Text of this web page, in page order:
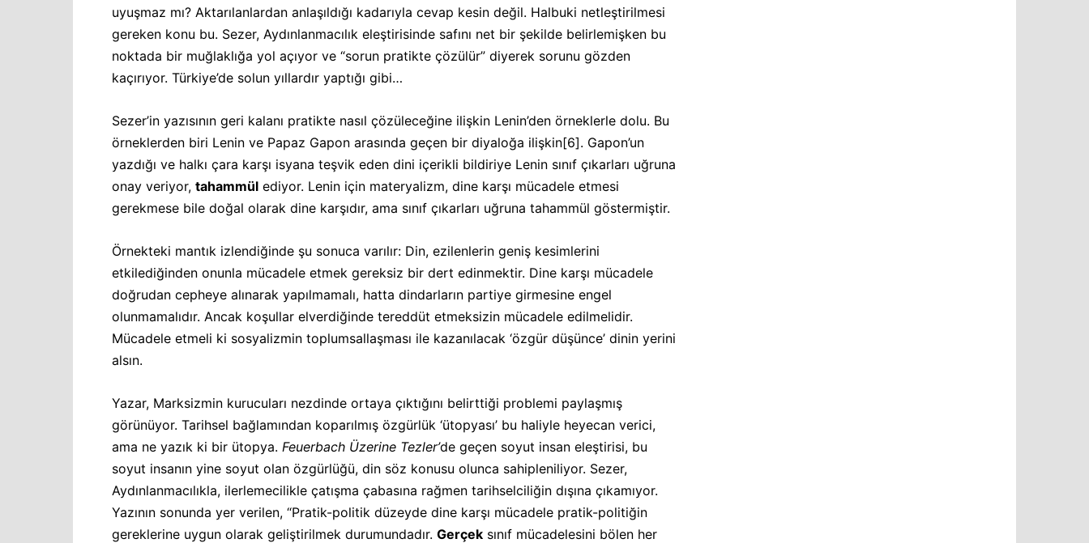
uyuşmaz mı? Aktarılanlardan anlaşıldığı kadarıyla cevap kesin değil. Halbuki netleştirilmesi
gereken konu bu. Sezer, Aydınlanmacılık eleştirisinde safını net bir şekilde belirlemişken bu
noktada bir muğlaklığa yol açıyor ve “sorun pratikte çözülür” diyerek sorunu gözden
kaçırıyor. Türkiye’de solun yıllardır yaptığı gibi…
Sezer’in yazısının geri kalanı pratikte nasıl çözüleceğine ilişkin Lenin’den örneklerle dolu. Bu
örneklerden biri Lenin ve Papaz Gapon arasında geçen bir diyaloğa ilişkin[6]. Gapon’un
yazdığı ve halkı çara karşı isyana teşvik eden dini içerikli bildiriye Lenin sınıf çıkarları uğruna
onay veriyor, tahammül ediyor. Lenin için materyalizm, dine karşı mücadele etmesi
gerekmese bile doğal olarak dine karşıdır, ama sınıf çıkarları uğruna tahammül göstermiştir.
Örnekteki mantık izlendiğinde şu sonuca varılır: Din, ezilenlerin geniş kesimlerini
etkilediğinden onunla mücadele etmek gereksiz bir dert edinmektir. Dine karşı mücadele
doğrudan cepheye alınarak yapılmamalı, hatta dindarların partiye girmesine engel
olunmamalıdır. Ancak koşullar elverdiğinde tereddüt etmeksizin mücadele edilmelidir.
Mücadele etmeli ki sosyalizmin toplumsallaşması ile kazanılacak ‘özgür düşünce’ dinin yerini
alsın.
Yazar, Marksizmin kurucuları nezdinde ortaya çıktığını belirttiği problemi paylaşmış
görünüyor. Tarihsel bağlamından koparılmış özgürlük ‘ütopyası’ bu haliyle heyecan verici,
ama ne yazık ki bir ütopya. Feuerbach Üzerine Tezler’de geçen soyut insan eleştirisi, bu
soyut insanın yine soyut olan özgürlüğü, din söz konusu olunca sahipleniliyor. Sezer,
Aydınlanmacılıkla, ilerlemecilikle çatışma çabasına rağmen tarihselciliğin dışına çıkamıyor.
Yazının sonunda yer verilen, “Pratik-politik düzeyde dine karşı mücadele pratik-politiğin
gereklerine uygun olarak geliştirilmek durumundadır. Gerçek sınıf mücadelesini bölen her